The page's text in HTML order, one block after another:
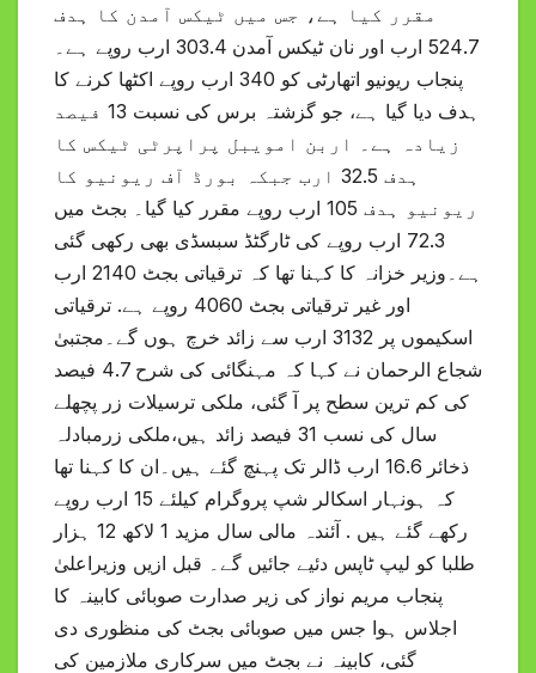
مقرر کیا ہے، جس میں ٹیکس آمدن کا ہدف
524.7 ارب اور نان ٹیکس آمدن 303.4 ارب روپے ہے۔
پنجاب ریونیو اتھارٹی کو 340 ارب روپے اکٹھا کرنے کا
ہدف دیا گیا ہے، جو گزشتہ برس کی نسبت 13 فیصد
زیادہ ہے۔ اربن امویبل پراپرٹی ٹیکس کا
ہدف 32.5 ارب جبکہ بورڈ آف ریونیو کا
ریونیو ہدف 105 ارب روپے مقرر کیا گیا۔ بجٹ میں
72.3 ارب روپے کی ٹارگٹڈ سبسڈی بھی رکھی گئی
ہے۔وزیر خزانہ کا کہنا تھا کہ ترقیاتی بجٹ 2140 ارب
اور غیر ترقیاتی بجٹ 4060 روپے ہے. ترقیاتی
اسکیموں پر 3132 ارب سے زائد خرچ ہوں گے۔مجتبیٰ
شجاع الرحمان نے کہا کہ مہنگائی کی شرح 4.7 فیصد
کی کم ترین سطح پر آ گئی، ملکی ترسیلات زر پچھلے
سال کی نسب 31 فیصد زائد ہیں،ملکی زرمبادلہ
ذخائر 16.6 ارب ڈالر تک پہنچ گئے ہیں۔ان کا کہنا تھا
کہ ہونہار اسکالر شپ پروگرام کیلئے 15 ارب روپے
رکھے گئے ہیں . آئندہ مالی سال مزید 1 لاکھ 12 ہزار
طلبا کو لیپ ٹاپس دئیے جائیں گے۔ قبل ازیں وزیراعلیٰ
پنجاب مریم نواز کی زیر صدارت صوبائی کابینہ کا
اجلاس ہوا جس میں صوبائی بجٹ کی منظوری دی
گئی، کابینہ نے بجٹ میں سرکاری ملازمین کی